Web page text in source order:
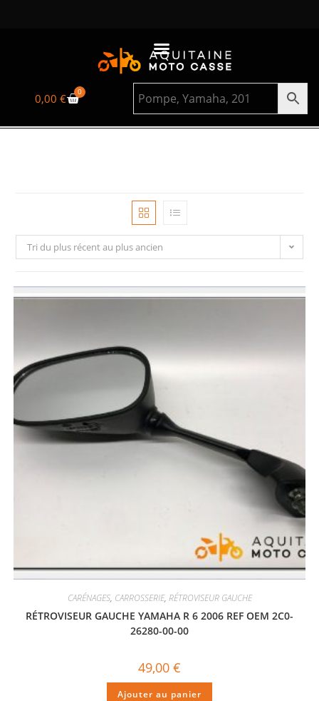
0,00€ 0
Tri du plus récent au plus ancien
CARÉNAGES, CARROSSERIE, RÉTROVISEUR GAUCHE
RÉTROVISEUR GAUCHE YAMAHA R 6 2006 REF OEM 2C0-
26280-00-00
49,00 €
Ajouter au panier